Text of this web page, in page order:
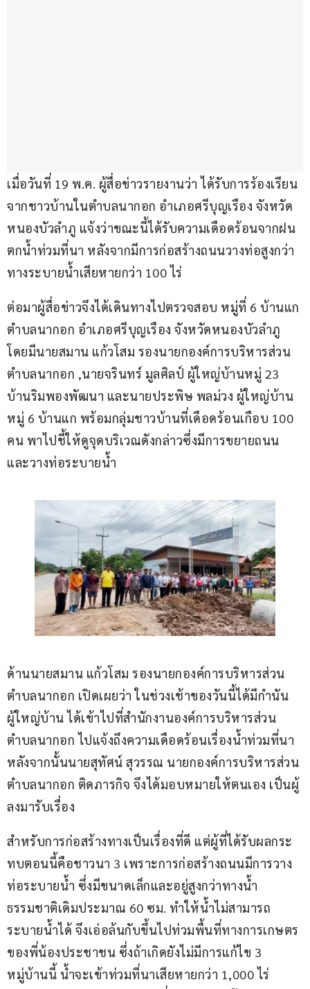
เมื่อวันที่ 19 พ.ค. ผู้สื่อข่าวรายงานว่า ได้รับการร้องเรียน
จากชาวบ้านในตำบลนากอก อำเภอศรีบุญเรือง จังหวัด
หนองบัวลำภู แจ้งว่าขณะนี้ได้รับความเดือดร้อนจากฝน
ตกน้ำท่วมที่นา หลังจากมีการก่อสร้างถนนวางท่อสูงกว่า
ทางระบายน้ำเสียหายกว่า 100 ไร่
ต่อมาผู้สื่อข่าวจึงได้เดินทางไปตรวจสอบ หมู่ที่ 6 บ้านแก
ตำบลนากอก อำเภอศรีบุญเรือง จังหวัดหนองบัวลำภู
โดยมีนายสมาน แก้วโสม รองนายกองค์การบริหารส่วน
ตำบลนากอก ,นายจรินทร์ มูลศิลป์ ผู้ใหญ่บ้านหมู่ 23
บ้านริมพองพัฒนา และนายประพิษ พลม่วง ผู้ใหญ่บ้าน
หมู่ 6 บ้านแก พร้อมกลุ่มชาวบ้านที่เดือดร้อนเกือบ 100
คน พาไปชี้ให้ดูจุดบริเวณดังกล่าวซึ่งมีการขยายถนน
และวางท่อระบายน้ำ
ด้านนายสมาน แก้วโสม รองนายกองค์การบริหารส่วน
ตำบลนากอก เปิดเผยว่า ในช่วงเช้าของวันนี้ได้มีกำนัน
ผู้ใหญ่บ้าน ได้เข้าไปที่สำนักงานองค์การบริหารส่วน
ตำบลนากอก ไปแจ้งถึงความเดือดร้อนเรื่องน้ำท่วมที่นา
หลังจากนั้นนายสุทัศน์ สุวรรณ นายกองค์การบริหารส่วน
ตำบลนากอก ติดภารกิจ จึงได้มอบหมายให้ตนเอง เป็นผู้
ลงมารับเรื่อง
สำหรับการก่อสร้างทางเป็นเรื่องที่ดี แต่ผู้ที่ได้รับผลกระ
ทบตอนนี้คือชาวนา 3 เพราะการก่อสร้างถนนมีการวาง
ท่อระบายน้ำ ซึ่งมีขนาดเล็กและอยู่สูงกว่าทางน้ำ
ธรรมชาติเดิมประมาณ 60 ซม. ทำให้น้ำไม่สามารถ
ระบายน้ำได้ จึงเอ่อล้นกับขึ้นไปท่วมพื้นที่ทางการเกษตร
ของพี่น้องประชาชน ซึ่งถ้าเกิดยังไม่มีการแก้ไข 3
หมู่บ้านนี้ น้ำจะเข้าท่วมที่นาเสียหายกว่า 1,000 ไร่